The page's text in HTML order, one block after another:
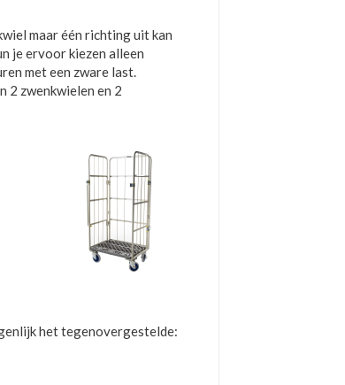
maar één richting uit kan
je ervoor kiezen alleen
met een zware last.
2 zwenkwielen en 2
het tegenovergestelde: